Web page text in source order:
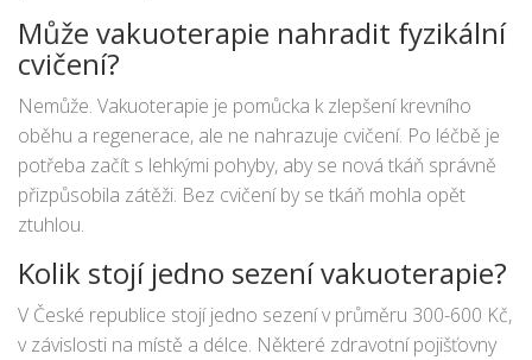
těchto případech je třeba opatrně vyhodnotit rizika.
Může vakuoterapie nahradit fyzikální
cvičení?
Nemůže. Vakuoterapie je pomůcka k zlepšení krevního
oběhu a regenerace, ale ne nahrazuje cvičení. Po léčbě je
potřeba začít s lehkými pohyby, aby se nová tkáň správně
přizpůsobila zátěži. Bez cvičení by se tkáň mohla opět
ztuhlou.
Kolik stojí jedno sezení vakuoterapie?
V České republice stojí jedno sezení v průměru 300-600 Kč,
v závislosti na místě a délce. Některé zdravotní pojišťovny